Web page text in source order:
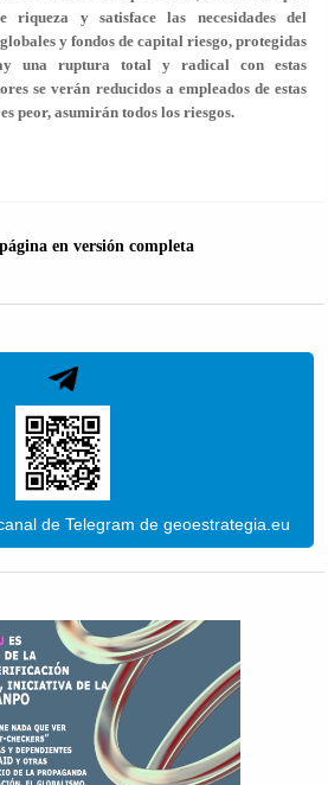
riqueza y satisface las necesidades del
y fondos de capital riesgo, protegidas
una ruptura total y radical con estas
se verán reducidos a empleados de estas
peor, asumirán todos los riesgos.
en versión completa
de Telegram de geoestrategia.eu